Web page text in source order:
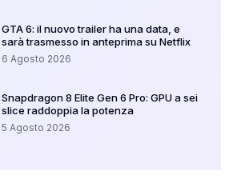
GTA 6: il nuovo trailer ha una data, e
sarà trasmesso in anteprima su Netflix
6 Agosto 2026
Snapdragon 8 Elite Gen 6 Pro: GPU a sei
slice raddoppia la potenza
5 Agosto 2026